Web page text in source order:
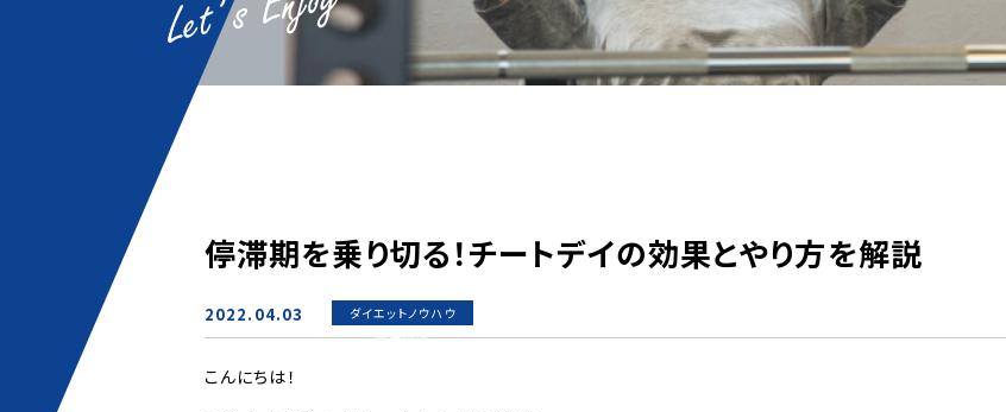
停滞期を乗り切る！チートデイの効果とやり方を解説
2022.04.03
ダイエットノウハウ
新着情報
こんにちは！